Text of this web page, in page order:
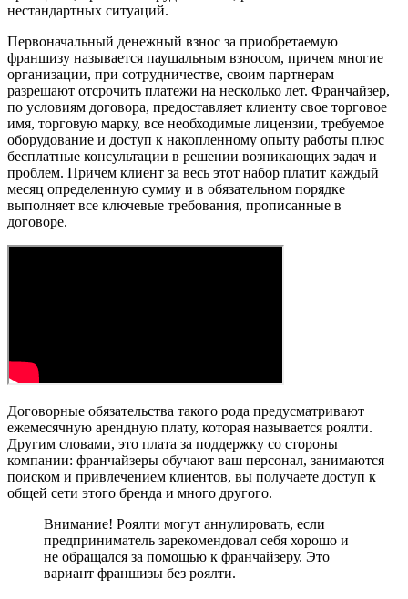
нестандартных ситуаций.
Первоначальный денежный взнос за приобретаемую
франшизу называется паушальным взносом, причем многие
организации, при сотрудничестве, своим партнерам
разрешают отсрочить платежи на несколько лет. Франчайзер,
по условиям договора, предоставляет клиенту свое торговое
имя, торговую марку, все необходимые лицензии, требуемое
оборудование и доступ к накопленному опыту работы плюс
бесплатные консультации в решении возникающих задач и
проблем. Причем клиент за весь этот набор платит каждый
месяц определенную сумму и в обязательном порядке
выполняет все ключевые требования, прописанные в
договоре.
Договорные обязательства такого рода предусматривают
ежемесячную арендную плату, которая называется роялти.
Другим словами, это плата за поддержку со стороны
компании: франчайзеры обучают ваш персонал, занимаются
поиском и привлечением клиентов, вы получаете доступ к
общей сети этого бренда и много другого.
Внимание! Роялти могут аннулировать, если
предприниматель зарекомендовал себя хорошо и
не обращался за помощью к франчайзеру. Это
вариант франшизы без роялти.